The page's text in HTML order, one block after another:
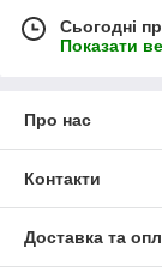
Сьогодні
Показати
Про нас
Контакти
Доставка та